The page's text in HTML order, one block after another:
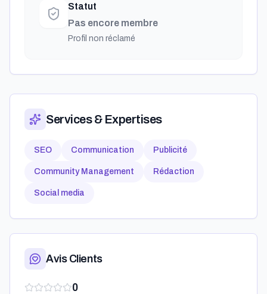
Statut
Pas encore membre
Profil non réclamé
Services & Expertises
SEO Communication Publicité
Community Management Rédaction
Social media
Avis Clients
0